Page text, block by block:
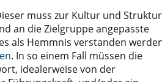
muss zur Kultur und
an die Zielgruppe angepasste
als Hemmnis verstanden
. In so einem Fall müssen die
idealerweise von der